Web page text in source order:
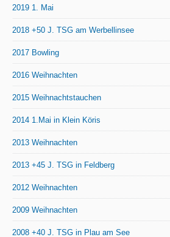
2019 1. Mai
2018 +50 J. TSG am Werbellinsee
2017 Bowling
2016 Weihnachten
2015 Weihnachtstauchen
2014 1.Mai in Klein Köris
2013 Weihnachten
2013 +45 J. TSG in Feldberg
2012 Weihnachten
2009 Weihnachten
2008 +40 J. TSG in Plau am See